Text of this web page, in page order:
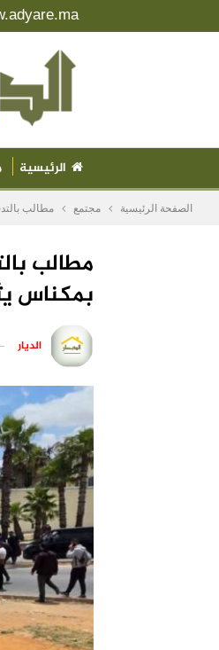
الرئيسية
الصفحة الرئيسية مجتمع مطالب
مطالب
بمكناس
الديار